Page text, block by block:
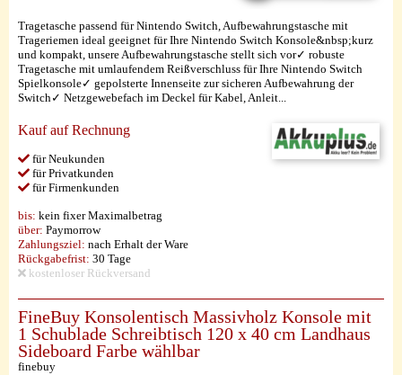
Tragetasche passend für Nintendo Switch, Aufbewahrungstasche mit
Trageriemen ideal geeignet für Ihre Nintendo Switch Konsole&nbsp;kurz
und kompakt, unsere Aufbewahrungstasche stellt sich vor✓ robuste
Tragetasche mit umlaufendem Reißverschluss für Ihre Nintendo Switch
Spielkonsole✓ gepolsterte Innenseite zur sicheren Aufbewahrung der
Switch✓ Netzgewebefach im Deckel für Kabel, Anleit...
Kauf auf Rechnung
für Neukunden
für Privatkunden
für Firmenkunden
bis: kein fixer Maximalbetrag
über: Paymorrow
Zahlungsziel: nach Erhalt der Ware
Rückgabefrist: 30 Tage
kostenloser Rückversand
FineBuy Konsolentisch Massivholz Konsole mit
1 Schublade Schreibtisch 120 x 40 cm Landhaus
Sideboard Farbe wählbar
finebuy